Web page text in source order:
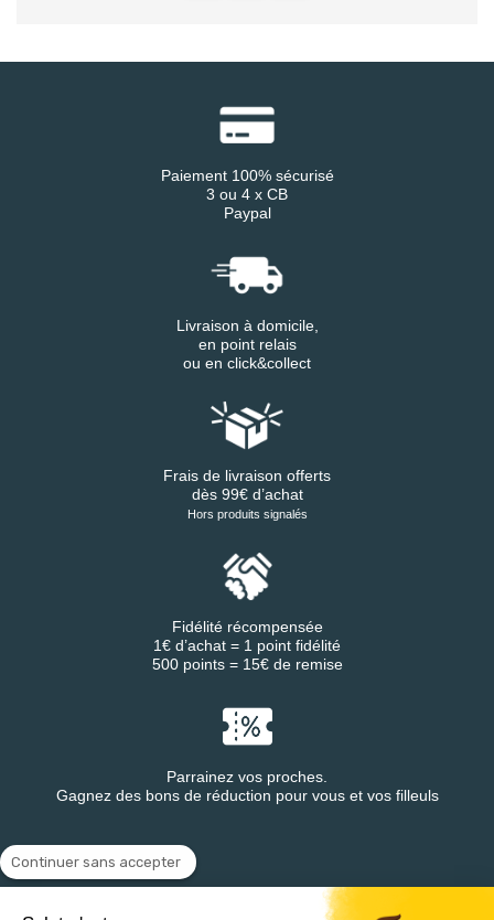
Continuer sans accepter
Paiement 100% sécurisé
3 ou 4 x CB
Paypal
Livraison à domicile,
en point relais
ou en click&collect
Frais de livraison offerts
dès 99€ d’achat
Hors produits signalés
Fidélité récompensée
1€ d’achat = 1 point fidélité
500 points = 15€ de remise
Parrainez vos proches.
Gagnez des bons de réduction pour vous et vos filleuls